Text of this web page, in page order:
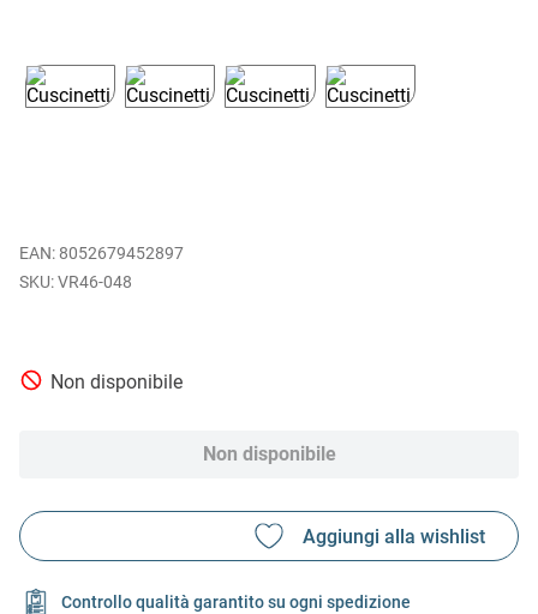
EAN: 8052679452897
VR46-048
Non disponibile
Non disponibile
Controllo qualità garantito su ogni spedizione